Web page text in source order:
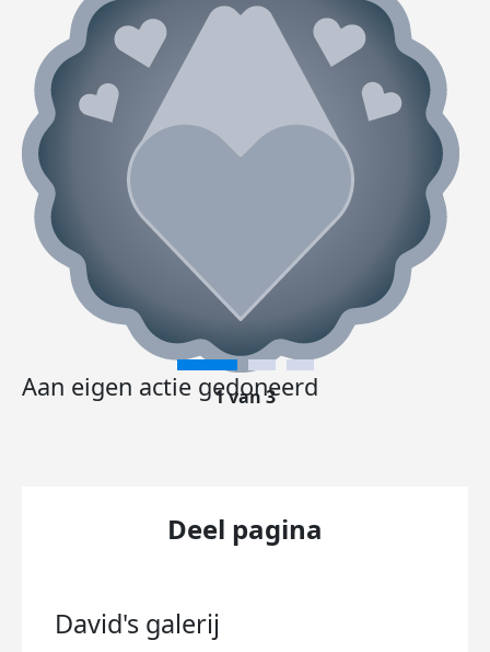
Aan eigen actie gedoneerd
1 van 3
Deel pagina
David's galerij